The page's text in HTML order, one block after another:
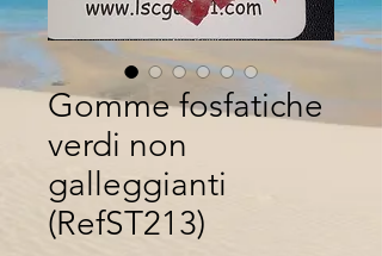
Gomme fosfatiche
verdi non
galleggianti
(RefST213)